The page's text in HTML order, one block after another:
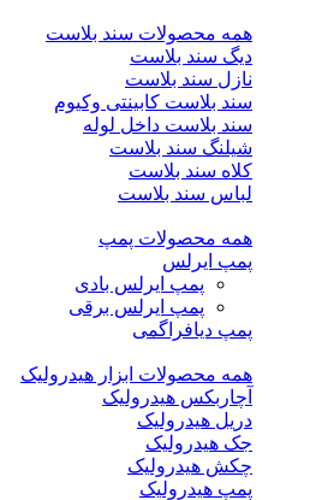
همه محصولات سند بلاست
دیگ سند بلاست
نازل سند بلاست
سند بلاست کابینتی وکیوم
سند بلاست داخل لوله
شیلنگ سند بلاست
کلاه سند بلاست
لباس سند بلاست
همه محصولات پمپ
پمپ ایرلس
پمپ ایرلس بادی
پمپ ایرلس برقی
پمپ دیافراگمی
همه محصولات ابزار هیدرولیک
آچاربکس هیدرولیک
دریل هیدرولیک
جک هیدرولیک
چکش هیدرولیک
پمپ هیدرولیک